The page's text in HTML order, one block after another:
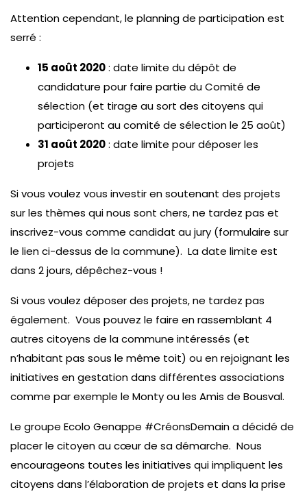
Attention cependant, le planning de participation est
serré :
15 août 2020: date limite du dépôt de
candidature pour faire partie du Comité de
sélection (et tirage au sort des citoyens qui
participeront au comité de sélection le 25 août)
31 août 2020: date limite pour déposer les
projets
Si vous voulez vous investir en soutenant des projets
sur les thèmes qui nous sont chers, ne tardez pas et
inscrivez-vous comme candidat au jury (formulaire sur
le lien ci-dessus de la commune). La date limite est
dans 2 jours, dépêchez-vous !
Si vous voulez déposer des projets, ne tardez pas
également. Vous pouvez le faire en rassemblant 4
autres citoyens de la commune intéressés (et
n’habitant pas sous le même toit) ou en rejoignant les
initiatives en gestation dans différentes associations
comme par exemple le Monty ou les Amis de Bousval.
Le groupe Ecolo Genappe #CréonsDemain a décidé de
placer le citoyen au cœur de sa démarche. Nous
encourageons toutes les initiatives qui impliquent les
citoyens dans l’élaboration de projets et dans la prise